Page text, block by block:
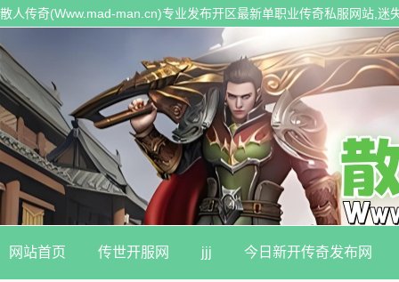
散人传奇(Www.mad-man.cn)专业发布开区最新单职业传奇私服网站,
网站首页 传世开服网 jjj 今日新开传奇发布网